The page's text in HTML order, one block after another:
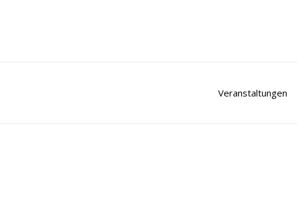
Veranstaltungen